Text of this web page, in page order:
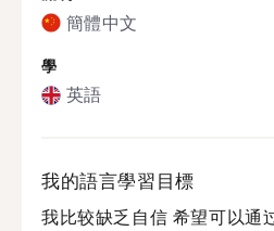
簡體中文
學
英語
我的語言學習目標
我比较缺乏自信 希望可以通